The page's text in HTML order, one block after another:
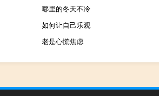
哪里的冬天不冷
如何让自己乐观
老是心慌焦虑